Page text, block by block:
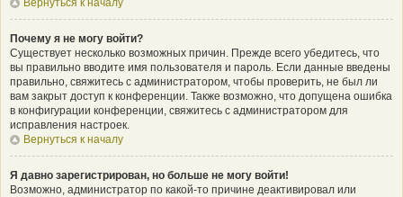
Вернуться к началу
Почему я не могу войти?
Существует несколько возможных причин. Прежде всего убедитесь, что
вы правильно вводите имя пользователя и пароль. Если данные введены
правильно, свяжитесь с администратором, чтобы проверить, не был ли
вам закрыт доступ к конференции. Также возможно, что допущена ошибка
в конфигурации конференции, свяжитесь с администратором для
исправления настроек.
Вернуться к началу
Я давно зарегистрирован, но больше не могу войти!
Возможно, администратор по какой-то причине деактивировал или